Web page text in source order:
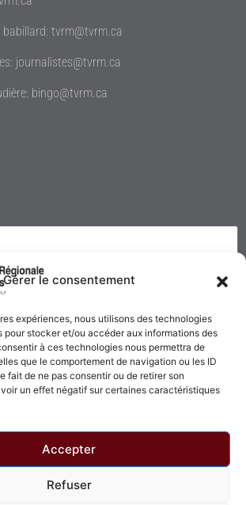
Gérer le consentement
expériences, nous utilisons des technologies
pour stocker et/ou accéder aux informations des
à ces technologies nous permettra de
que le comportement de navigation ou les ID
fait de ne pas consentir ou de retirer son
un effet négatif sur certaines caractéristiques
Accepter
Refuser
babillard: tvrm@tvrm.ca
journalistes@tvrm.ca
bingo@tvrm.ca